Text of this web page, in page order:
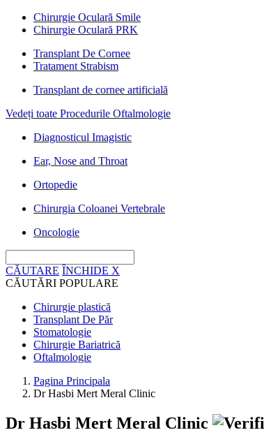
Chirurgie Oculară Smile
Chirurgie Oculară PRK
Transplant De Cornee
Tratament Strabism
Transplant de cornee artificială
Vedeți toate Procedurile Oftalmologie
Diagnosticul Imagistic
Ear, Nose and Throat
Ortopedie
Chirurgia Coloanei Vertebrale
Oncologie
CĂUTARE ÎNCHIDE X
CĂUTĂRI POPULARE
Chirurgie plastică
Transplant De Păr
Stomatologie
Chirurgie Bariatrică
Oftalmologie
Pagina Principala
Dr Hasbi Mert Meral Clinic
Dr Hasbi Mert Meral Clinic